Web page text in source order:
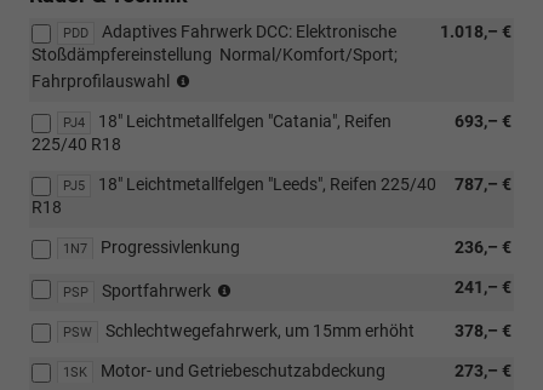
PDD 1.018,– €
Adaptives Fahrwerk DCC: Elektronische
Stoßdämpfereinstellung  Normal/Komfort/Sport;
Fahrprofilauswahl
Verbindung
KW
oder
Motorisierung
eHybrid)
PJ4 693,– €
18" Leichtmetallfelgen "Catania", Reifen
225/40 R18
PJ5 787,– €
18" Leichtmetallfelgen "Leeds", Reifen 225/40
R18
1N7 236,– €
Progressivlenkung
PSP 241,– €
Sportfahrwerk
2.0
85
PSW 378,– €
Schlechtwegefahrwerk, um 15mm erhöht
1SK 273,– €
Motor- und Getriebeschutzabdeckung